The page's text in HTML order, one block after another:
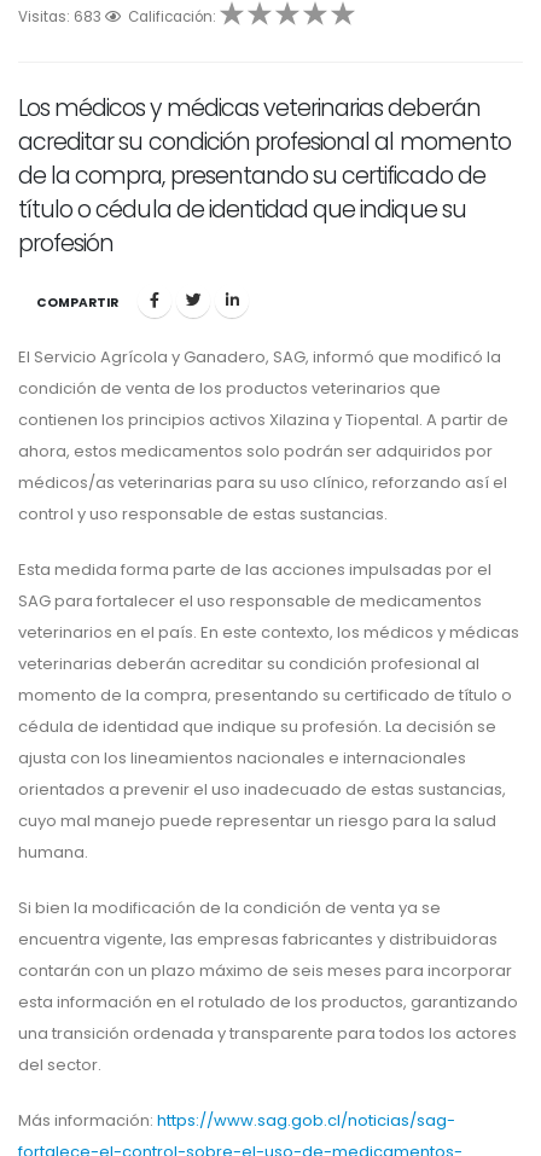
Visitas: 683
Calificación:
1 2 3 4 5
Los médicos y médicas veterinarias deberán
acreditar su condición profesional al momento
de la compra, presentando su certificado de
título o cédula de identidad que indique su
profesión
COMPARTIR
El Servicio Agrícola y Ganadero, SAG, informó que modificó la
condición de venta de los productos veterinarios que
contienen los principios activos Xilazina y Tiopental. A partir de
ahora, estos medicamentos solo podrán ser adquiridos por
médicos/as veterinarias para su uso clínico, reforzando así el
control y uso responsable de estas sustancias.
Esta medida forma parte de las acciones impulsadas por el
SAG para fortalecer el uso responsable de medicamentos
veterinarios en el país. En este contexto, los médicos y médicas
veterinarias deberán acreditar su condición profesional al
momento de la compra, presentando su certificado de título o
cédula de identidad que indique su profesión. La decisión se
ajusta con los lineamientos nacionales e internacionales
orientados a prevenir el uso inadecuado de estas sustancias,
cuyo mal manejo puede representar un riesgo para la salud
humana.
Si bien la modificación de la condición de venta ya se
encuentra vigente, las empresas fabricantes y distribuidoras
contarán con un plazo máximo de seis meses para incorporar
esta información en el rotulado de los productos, garantizando
una transición ordenada y transparente para todos los actores
del sector.
Más información: https://www.sag.gob.cl/noticias/sag-